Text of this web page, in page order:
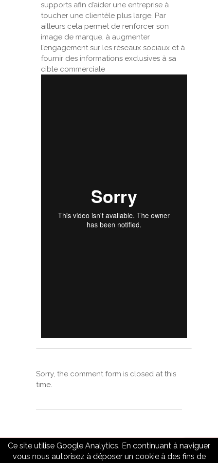
Ce site utilise Google Analytics. En continuant à naviguer,
vous nous autorisez à déposer un cookie à des fins de
supports afin d’aider une entreprise à
toucher une clientèle plus large. Par
ailleurs cela permet de renforcer son
image de marque, à augmenter
l’engagement sur les réseaux sociaux et à
fournir des informations exclusives à sa
cible commerciale
Sorry, the comment form is closed at this
time.
© 2018 - quaideslunes.com |Mentions légales